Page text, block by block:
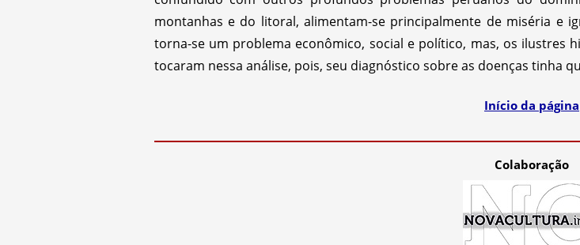
montanhas e do litoral, alimentam-se principalmente de miséria e
torna-se um problema econômico, social e político, mas, os ilustres
tocaram nessa análise, pois, seu diagnóstico sobre as doenças tinha
Início da página
Colaboração